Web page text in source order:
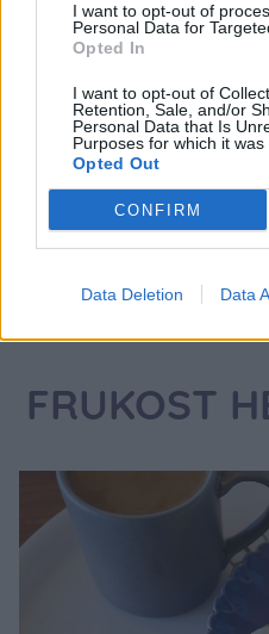
I want to opt-out of
Personal Data for
Opted In
I want to opt-out of
Retention, Sale, and/or
Personal Data that Is
Purposes for which it was
Opted Out
CONFIRM
Data Deletion Data
Reply toTherese
Ops! Här är det ljumna
0 Svara
FRUKOST